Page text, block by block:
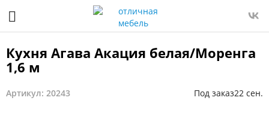
Кухня Агава Акация белая/Моренга
1,6 м
Артикул: 20243 Под заказ22 сен.